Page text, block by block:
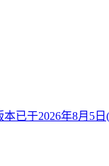
已于2026年8月5